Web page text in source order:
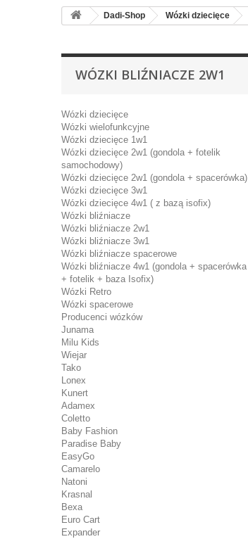
Dadi-Shop Wózki dziecięce
WÓZKI BLIŹNIACZE 2W1
Wózki dziecięce
Wózki wielofunkcyjne
Wózki dziecięce 1w1
Wózki dziecięce 2w1 (gondola + fotelik
samochodowy)
Wózki dziecięce 2w1 (gondola + spacerówka)
Wózki dziecięce 3w1
Wózki dziecięce 4w1 ( z bazą isofix)
Wózki bliźniacze
Wózki bliźniacze 2w1
Wózki bliźniacze 3w1
Wózki bliźniacze spacerowe
Wózki bliźniacze 4w1 (gondola + spacerówka
+ fotelik + baza Isofix)
Wózki Retro
Wózki spacerowe
Producenci wózków
Junama
Milu Kids
Wiejar
Tako
Lonex
Kunert
Adamex
Coletto
Baby Fashion
Paradise Baby
EasyGo
Camarelo
Natoni
Krasnal
Bexa
Euro Cart
Expander